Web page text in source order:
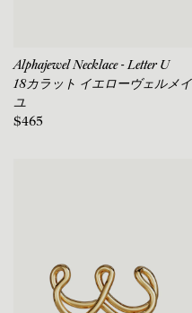
Alphajewel Necklace - Letter U
18カラット イエローヴェルメイ
ユ
$465